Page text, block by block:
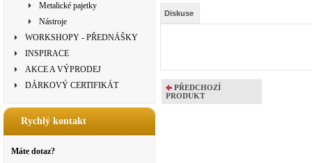
Metalické pajetky
Nástroje
WORKSHOPY - PŘEDNÁŠKY
INSPIRACE
AKCE A VÝPRODEJ
DÁRKOVÝ CERTIFIKÁT
Rychlý kontakt
Máte dotaz?
Diskuse
PŘEDCHOZÍ
PRODUKT